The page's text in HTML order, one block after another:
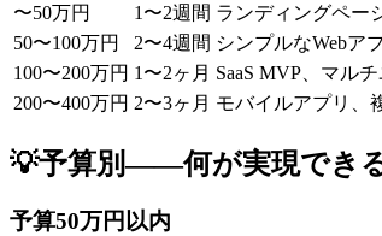
〜50万円
1〜2週間 ランディングペー
50〜100万円
2〜4週間 シンプルなWebア
100〜200万円 1〜2ヶ月 SaaS MVP、マル
200〜400万円 2〜3ヶ月 モバイルアプリ、
💡予算別——何が実現でき
予算50万円以内